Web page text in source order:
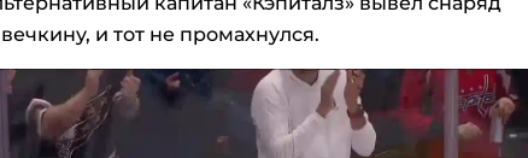
и тот не промахнулся.